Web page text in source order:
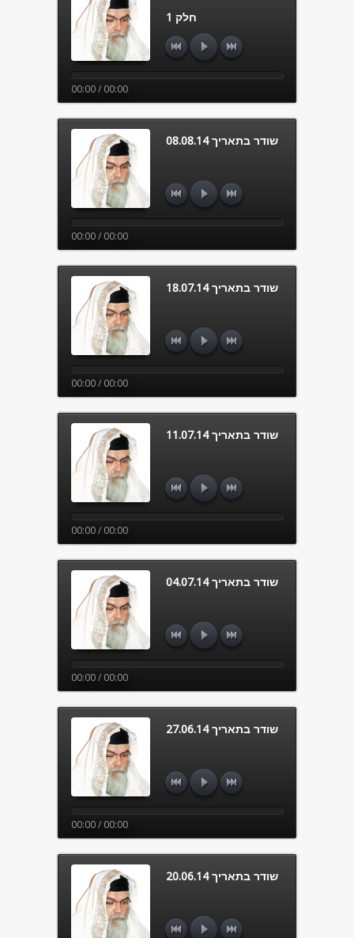
חלק 1
00:00 / 00:00
שודר בתאריך 08.08.14
00:00 / 00:00
שודר בתאריך 18.07.14
00:00 / 00:00
שודר בתאריך 11.07.14
00:00 / 00:00
שודר בתאריך 04.07.14
00:00 / 00:00
שודר בתאריך 27.06.14
00:00 / 00:00
שודר בתאריך 20.06.14